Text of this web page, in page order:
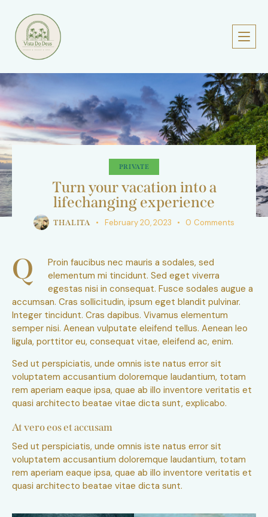
PRIVATE
Turn your vacation into a
lifechanging experience
THALITA February 20, 2023 0 Comments
Q
Proin faucibus nec mauris a sodales, sed
elementum mi tincidunt. Sed eget viverra
egestas nisi in consequat. Fusce sodales augue a
accumsan. Cras sollicitudin, ipsum eget blandit pulvinar.
Integer tincidunt. Cras dapibus. Vivamus elementum
semper nisi. Aenean vulputate eleifend tellus. Aenean leo
ligula, porttitor eu, consequat vitae, eleifend ac, enim.
Sed ut perspiciatis, unde omnis iste natus error sit
voluptatem accusantium doloremque laudantium, totam
rem aperiam eaque ipsa, quae ab illo inventore veritatis et
quasi architecto beatae vitae dicta sunt, explicabo.
At vero eos et accusam
Sed ut perspiciatis, unde omnis iste natus error sit
voluptatem accusantium doloremque laudantium, totam
rem aperiam eaque ipsa, quae ab illo inventore veritatis et
quasi architecto beatae vitae dicta sunt.